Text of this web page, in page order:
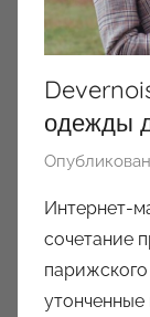
одежды
Интернет-
сочетание
утонченные